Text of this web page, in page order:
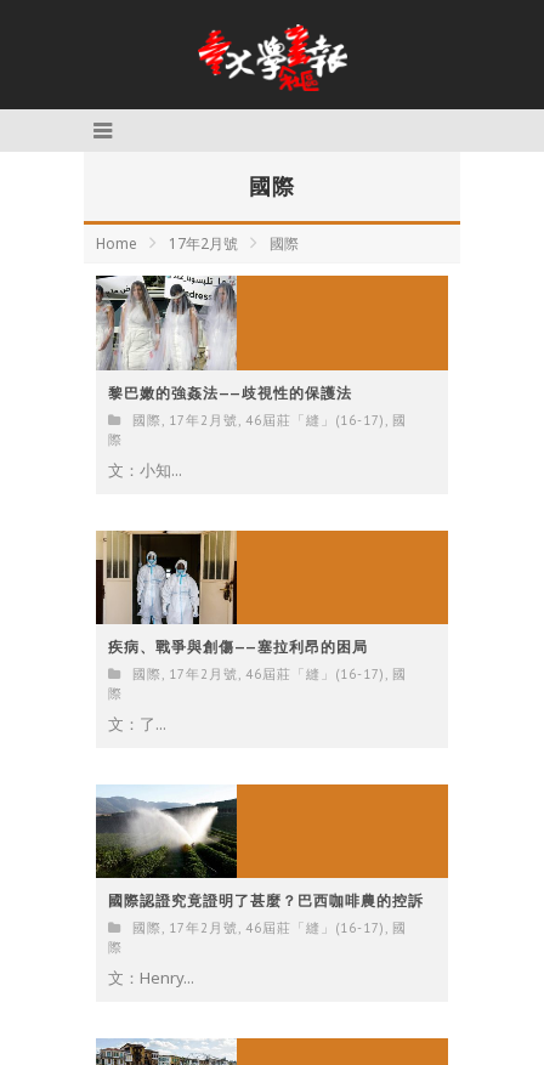
國際
Home 17年2月號 國際
黎巴嫩的強姦法——歧視性的保護法
國際 17年2月號 46屆莊「縫」(16-17)
國
際
文：小知...
疾病、戰爭與創傷——塞拉利昂的困局
國際 , 17年2月號 , 46屆莊「縫」(16-17) , 國
際
文：了...
國際認證究竟證明了甚麼？巴西咖啡農的控訴
國際 , 17年2月號 , 46屆莊「縫」(16-17) , 國
際
文：Henry...